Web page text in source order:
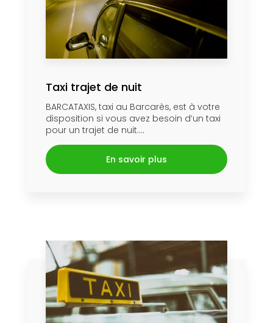
Taxi trajet de nuit
BARCATAXIS, taxi au Barcarès, est à votre
disposition si vous avez besoin d’un taxi
pour un trajet de nuit....
En savoir plus